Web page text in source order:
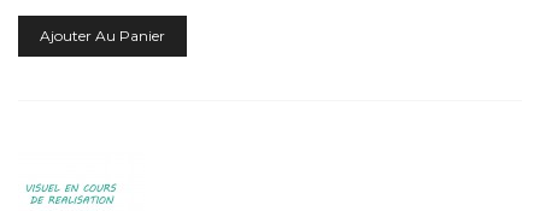
Ajouter Au Panier